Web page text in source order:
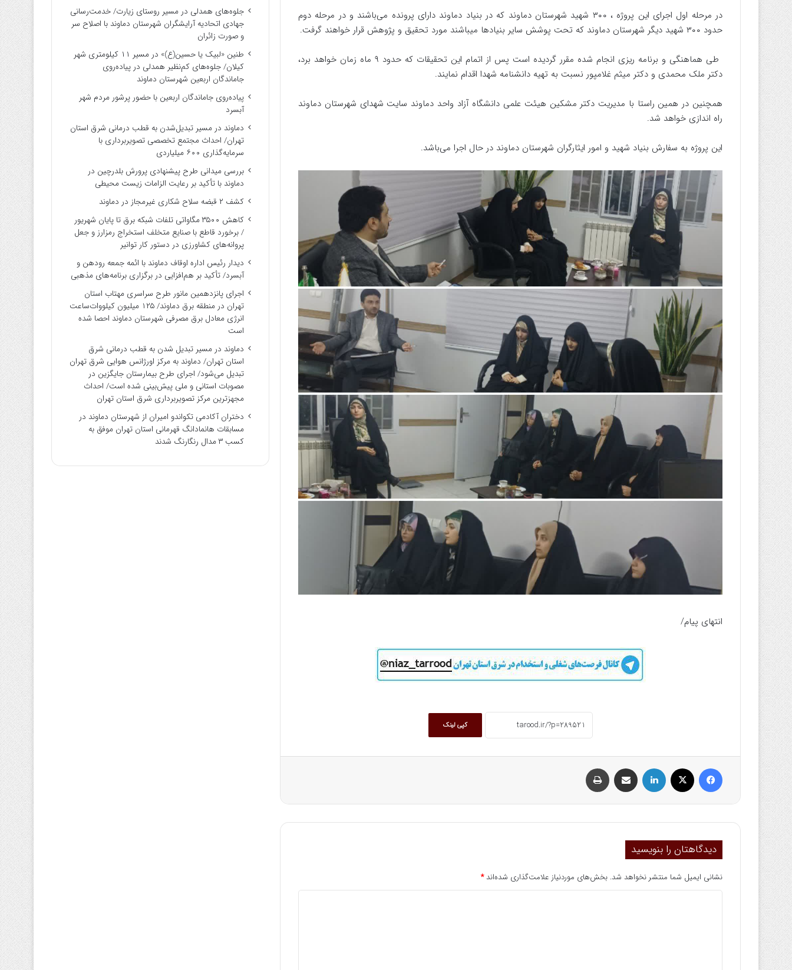
در مرحله اول اجرای این پروژه ، ۳۰۰ شهید شهرستان دماوند که در بنیاد دماوند دارای پرونده می‌باشند و در مرحله دوم
حدود ۳۰۰ شهید دیگر شهرستان دماوند که تحت پوشش سایر بنیادها میباشند مورد تحقیق و پژوهش قرار خواهند گرفت.
طی هماهنگی و برنامه ریزی انجام شده مقرر گردیده است پس از اتمام این تحقیقات که حدود ۹ ماه زمان خواهد برد،
دکتر ملک محمدی و دکتر میثم غلامپور نسبت به تهیه دانشنامه شهدا اقدام نمایند.
همچنین در همین راستا با مدیریت دکتر مشکین هیئت علمی دانشگاه آزاد واحد دماوند سایت شهدای شهرستان دماوند
راه اندازی خواهد شد.
این پروژه به سفارش بنیاد شهید و امور ایثارگران شهرستان دماوند در حال اجرا می‌باشد.
انتهای پیام/
کپی لینک
ایکس
دیدگاهتان را بنویسید
نشانی ایمیل شما منتشر نخواهد شد. بخش‌های موردنیاز علامت‌گذاری شده‌اند*
جلوه‌های همدلی در مسیر روستای زیارت/ خدمت‌رسانی
جهادی اتحادیه آرایشگران شهرستان دماوند با اصلاح سر
و صورت زائران
طنین «لبیک یا حسین(ع)» در مسیر ۱۱ کیلومتری شهر
کیلان/ جلوه‌های کم‌نظیر همدلی در پیاده‌روی
جاماندگان اربعین شهرستان دماوند
پیاده‌روی جاماندگان اربعین با حضور پرشور مردم شهر
آبسرد
دماوند در مسیر تبدیل‌شدن به قطب درمانی شرق استان
تهران/ احداث مجتمع تخصصی تصویربرداری با
سرمایه‌گذاری ۶۰۰ میلیاردی
بررسی میدانی طرح پیشنهادی پرورش بلدرچین در
دماوند با تأکید بر رعایت الزامات زیست ‌محیطی
کشف ۲ قبضه سلاح شکاری غیرمجاز در دماوند
کاهش ۳۵۰۰ مگاواتی تلفات شبکه برق تا پایان شهریور
/ برخورد قاطع با صنایع متخلف استخراج رمزارز و جعل
پروانه‌های کشاورزی در دستور کار توانیر
دیدار رئیس اداره اوقاف دماوند با ائمه جمعه رودهن و
آبسرد/ تأکید بر هم‌افزایی در برگزاری برنامه‌های مذهبی
اجرای پانزدهمین مانور طرح سراسری مهتاب استان
تهران در منطقه برق دماوند/ ۱۲۵ میلیون کیلووات‌ساعت
انرژی معادل برق مصرفی شهرستان دماوند احصا شده
است
دماوند در مسیر تبدیل شدن به قطب درمانی شرق
استان تهران/ دماوند به مرکز اورژانس هوایی شرق تهران
تبدیل می‌شود/ اجرای طرح بیمارستان جایگزین در
مصوبات استانی و ملی پیش‌بینی شده است/ احداث
مجهزترین مرکز تصویربرداری شرق استان تهران
دختران آکادمی تکواندو امیران از شهرستان دماوند در
مسابقات هانمادانگ قهرمانی استان تهران موفق به
کسب ۳ مدال رنگارنگ شدند